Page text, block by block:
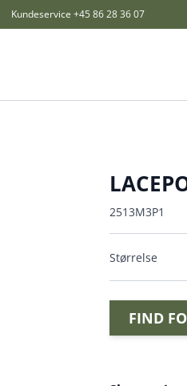
Kundeservice +45 86 28 36 07
2513M3P1
Størrelse
FIND